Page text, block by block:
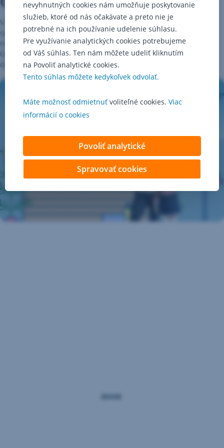
V našom stánku budete mať skvelú príležitosť osobne stretnúť a
spoznať „televíznu rodinku“ Šikulovcov. Od 16-tej do 19-tej vám
nielen nalejú punč, ale radi sa s vami porozprávajú aj odfotia.
Od 14-tej do 16-tej vás v stánku obslúži slovenská kajakárka a
olympionička Martina Kohlová.
nevyhnutných cookies nám umožňuje poskytovanie
služieb, ktoré od nás očakávate a preto nie je
potrebné na ich používanie udelenie súhlasu.
Pre využívanie analytických cookies potrebujeme
od Váš súhlas. Ten nám môžete udeliť kliknutím
na Povoliť analytické cookies.
Tento súhlas môžete kedykoľvek odvolať.
Máte možnosť odmietnuť voliteľné cookies. Viac
informácií o cookies
Povoliť analytické
Spravovať cookies